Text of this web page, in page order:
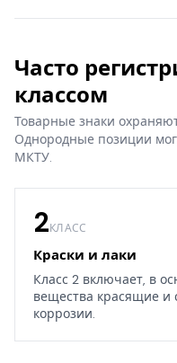
Часто
классом
Товарные знаки
Однородные позиции
МКТУ.
2КЛАСС
Краски и лаки
Класс 2 включает, в
вещества красящие и
коррозии.